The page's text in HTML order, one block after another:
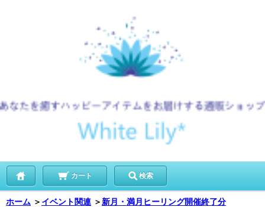
カート 検索
ホーム ＞ イベント関連 ＞ 新月・満月ヒーリング開催終了分